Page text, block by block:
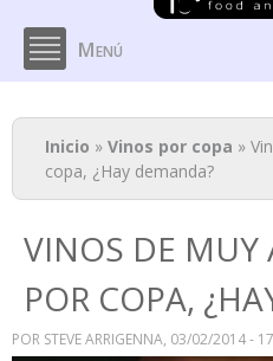
Menú
Se encuentra
Inicio » Vinos por copa »
copa, ¿Hay demanda?
VINOS DE MUY
POR COPA,
POR STEVE ARRIGENNA, 03/02/2014 -